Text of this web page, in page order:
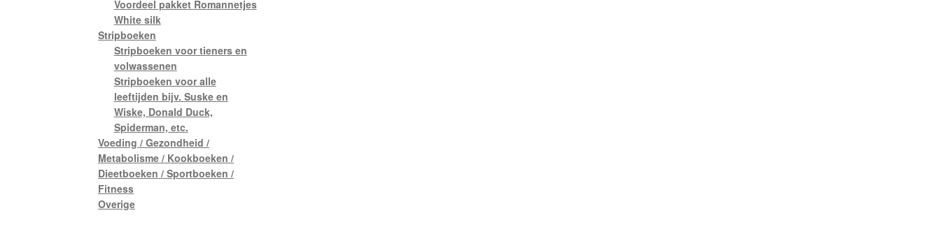
Voordeel pakket Romannetjes
White silk
Stripboeken
Stripboeken voor tieners en
volwassenen
Stripboeken voor alle
leeftijden bijv. Suske en
Wiske, Donald Duck,
Spiderman, etc.
Voeding / Gezondheid /
Metabolisme / Kookboeken /
Dieetboeken / Sportboeken /
Fitness
Overige